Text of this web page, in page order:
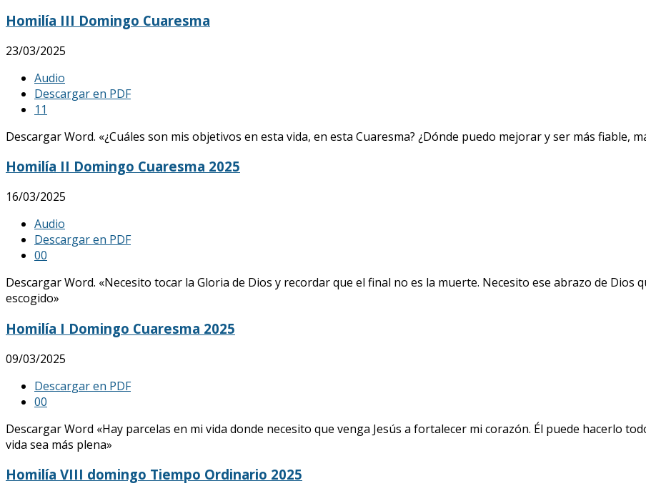
Homilía III Domingo Cuaresma
23/03/2025
Audio
Descargar en PDF
1 1
Descargar Word. «¿Cuáles son mis objetivos en esta vida, en esta Cuaresma? ¿Dónde puedo mejorar y ser más fiable,
Homilía II Domingo Cuaresma 2025
16/03/2025
Audio
Descargar en PDF
00
Descargar Word. «Necesito tocar la Gloria de Dios y recordar que el final no es la muerte. Necesito ese abrazo de Dios
escogido»
Homilía I Domingo Cuaresma 2025
09/03/2025
Descargar en PDF
00
Descargar Word «Hay parcelas en mi vida donde necesito que venga Jesús a fortalecer mi corazón. Él puede hacerlo
vida sea más plena»
Homilía VIII domingo Tiempo Ordinario 2025